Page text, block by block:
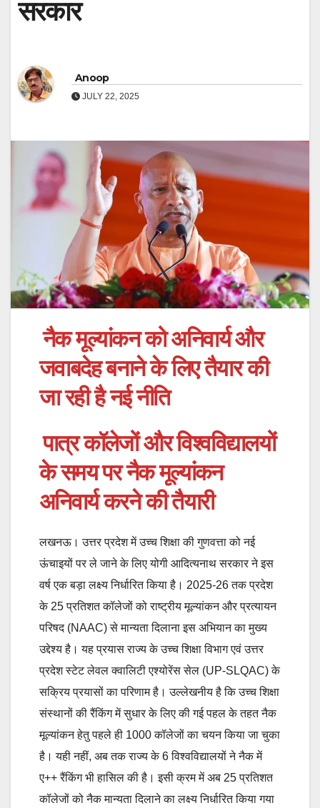
सरकार
Anoop
JULY 22, 2025
नैक मूल्यांकन को अनिवार्य और
जवाबदेह बनाने के लिए तैयार की
जा रही है नई नीति
पात्र कॉलेजों और विश्वविद्यालयों
के समय पर नैक मूल्यांकन
अनिवार्य करने की तैयारी
लखनऊ। उत्तर प्रदेश में उच्च शिक्षा की गुणवत्ता को नई
ऊंचाइयों पर ले जाने के लिए योगी आदित्यनाथ सरकार ने इस
वर्ष एक बड़ा लक्ष्य निर्धारित किया है। 2025-26 तक प्रदेश
के 25 प्रतिशत कॉलेजों को राष्ट्रीय मूल्यांकन और प्रत्यायन
परिषद (NAAC) से मान्यता दिलाना इस अभियान का मुख्य
उद्देश्य है। यह प्रयास राज्य के उच्च शिक्षा विभाग एवं उत्तर
प्रदेश स्टेट लेवल क्वालिटी एश्योरेंस सेल (UP-SLQAC) के
सक्रिय प्रयासों का परिणाम है। उल्लेखनीय है कि उच्च शिक्षा
संस्थानों की रैंकिंग में सुधार के लिए की गई पहल के तहत नैक
मूल्यांकन हेतु पहले ही 1000 कॉलेजों का चयन किया जा चुका
है। यही नहीं, अब तक राज्य के 6 विश्वविद्यालयों ने नैक में
ए++ रैंकिंग भी हासिल की है। इसी क्रम में अब 25 प्रतिशत
कॉलेजों को नैक मान्यता दिलाने का लक्ष्य निर्धारित किया गया